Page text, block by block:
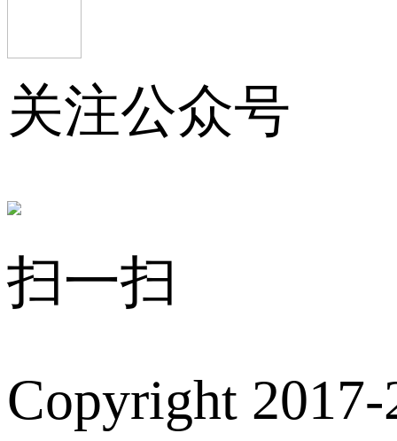
关注公众号
扫一扫
Copyright